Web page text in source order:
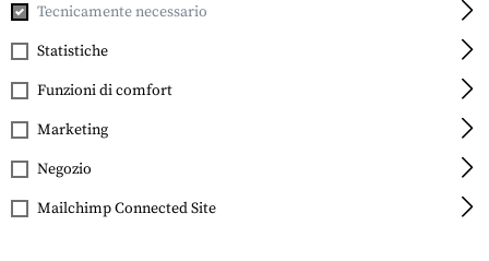
Casa Accessori per pistole Caricatori per pistola
Glock
Magazine for Glock 19
15rds
Tecnicamente necessario
Statistiche
Funzioni di comfort
Marketing
Negozio
Mailchimp Connected Site